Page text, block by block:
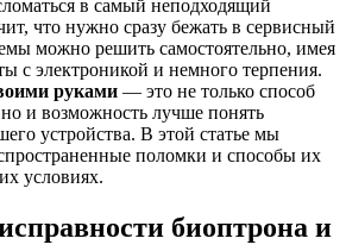
в самый неподходящий
что нужно сразу бежать в сервисный
можно решить самостоятельно, имея
с электроникой и немного терпения.
руками — это не только способ
но и возможность лучше понять
устройства. В этой статье мы
поломки и способы их
условиях.
биоптрона и